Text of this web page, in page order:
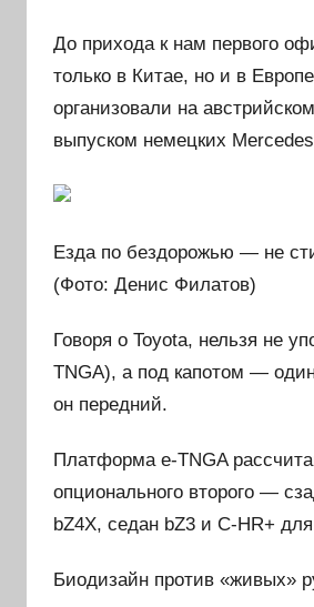
До прихода к нам первого
только в Китае, но и в
организовали на
выпуском немецких
Езда по бездорожью — не
(Фото: Денис Филатов)
Говоря о Toyota, нельзя не
TNGA), а под капотом —
он передний.
Платформа e-TNGA
опционального второго —
bZ4X, седан bZ3 и C-HR+
Биодизайн против «живых»